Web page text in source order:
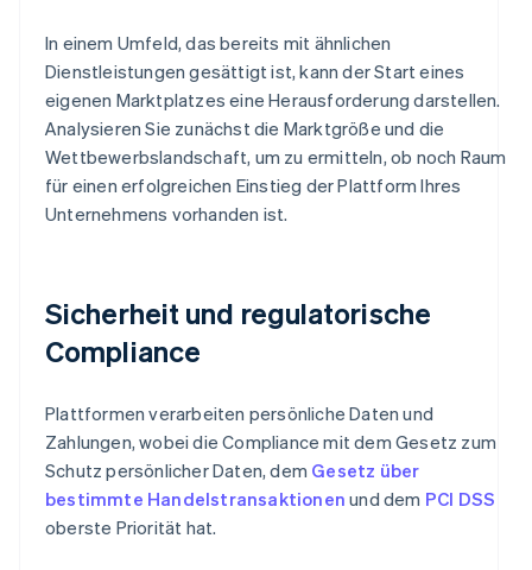
In einem Umfeld, das bereits mit ähnlichen
Dienstleistungen gesättigt ist, kann der Start eines
eigenen Marktplatzes eine Herausforderung darstellen.
Analysieren Sie zunächst die Marktgröße und die
Wettbewerbslandschaft, um zu ermitteln, ob noch Raum
für einen erfolgreichen Einstieg der Plattform Ihres
Unternehmens vorhanden ist.
Sicherheit und regulatorische
Compliance
Plattformen verarbeiten persönliche Daten und
Zahlungen, wobei die Compliance mit dem Gesetz zum
Schutz persönlicher Daten, dem Gesetz über
bestimmte Handelstransaktionen und dem PCI DSS
oberste Priorität hat.